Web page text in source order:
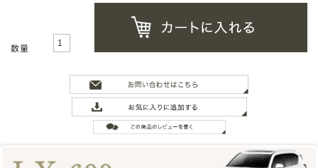
数量